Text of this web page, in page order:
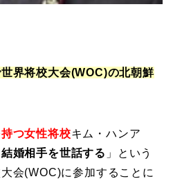
界将校大会(WOC)の北朝鮮
つ女性将校キム・ハンア
婚相手を世話する 」という
会(WOC)に参加することに